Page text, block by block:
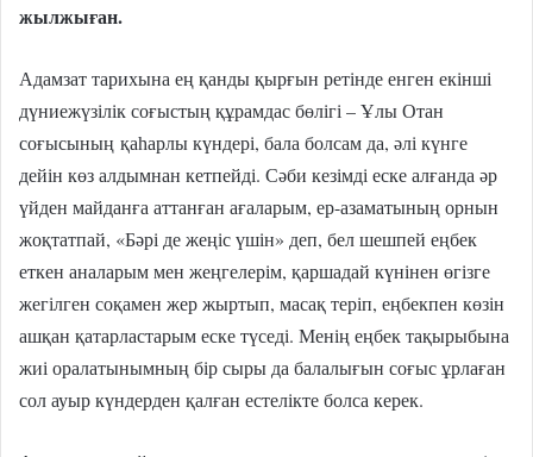
жылжыған.
Адамзат тарихына ең қанды қырғын ретінде енген екінші
дүниежүзілік соғыстың құрамдас бөлігі – Ұлы Отан
соғысының қаһарлы күндері, бала болсам да, әлі күнге
дейін көз алдымнан кетпейді. Сәби кезімді еске алғанда әр
үйден майданға аттанған ағаларым, ер-азаматының орнын
жоқтатпай, «Бәрі де жеңіс үшін» деп, бел шешпей еңбек
еткен аналарым мен жеңгелерім, қаршадай күнінен өгізге
жегілген соқамен жер жыртып, масақ теріп, еңбекпен көзін
ашқан қатарластарым еске түседі. Менің еңбек тақырыбына
жиі оралатынымның бір сыры да балалығын соғыс ұрлаған
сол ауыр күндерден қалған естелікте болса керек.